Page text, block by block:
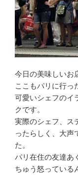
今日の美味しいお
ここもパリに行っ
可愛いシェフのイ
クです。
実際のシェフ、ス
ったらしく、大声
た。
パリ在住の友達あ
ちゅう怒っている